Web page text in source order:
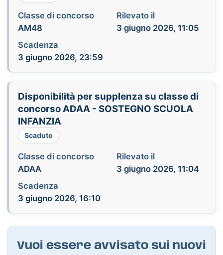
Classe di concorso
AM48
Rilevato il
3 giugno 2026, 11:05
Scadenza
3 giugno 2026, 23:59
Disponibilità per supplenza su classe di
concorso ADAA - SOSTEGNO SCUOLA
INFANZIA
Scaduto
Classe di concorso
ADAA
Rilevato il
3 giugno 2026, 11:04
Scadenza
3 giugno 2026, 16:10
Vuoi essere avvisato sui nuovi